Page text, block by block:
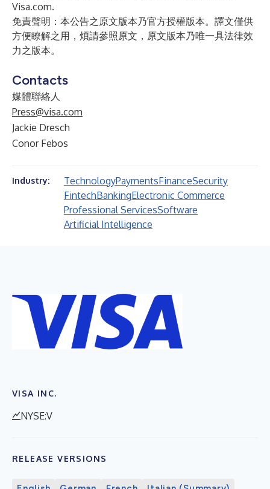
Visa.com.
免責聲明：本公告之原文版本乃官方授權版本。譯文僅供
方便瞭解之用，煩請參照原文，原文版本乃唯一具法律效
力之版本。
Contacts
媒體聯絡人
Press@visa.com
Jackie Dresch
Conor Febos
Industry: TechnologyPaymentsFinanceSecurity
FintechBankingElectronic Commerce
Professional ServicesSoftware
Artificial Intelligence
VISA INC.
NYSE:V
RELEASE VERSIONS